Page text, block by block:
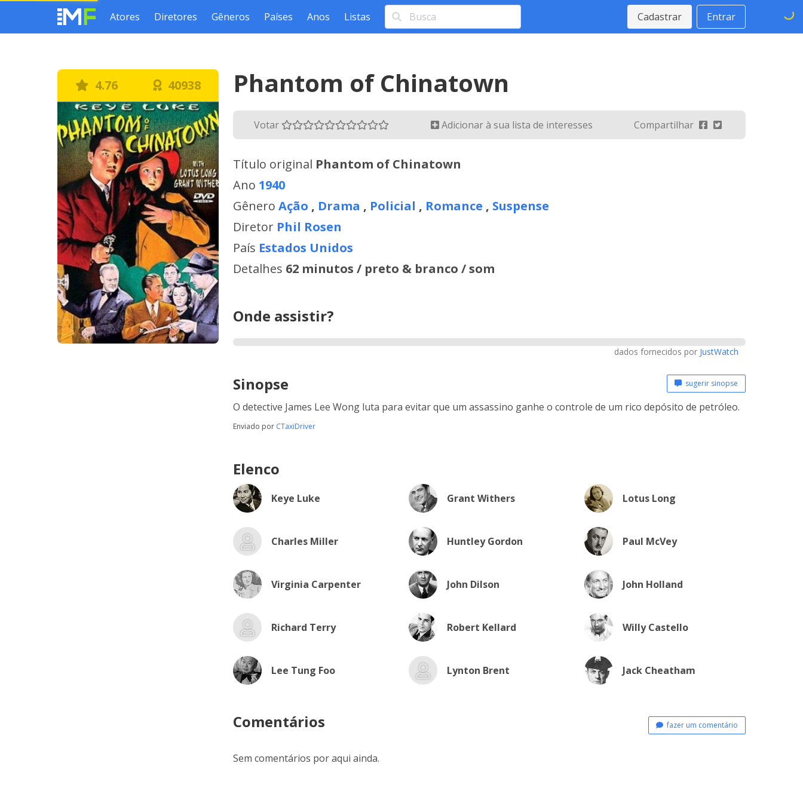
Atores Diretores Gêneros Países Anos Listas Cadastrar Entrar
4.76 40938 Phantom of Chinatown
Votar Adicionar à sua lista de interesses Compartilhar
Título original Phantom of Chinatown
Ano 1940
Gênero Ação , Drama , Policial , Romance , Suspense
Diretor Phil Rosen
País Estados Unidos
Detalhes 62 minutos / preto & branco / som
Onde assistir?
dados fornecidos por JustWatch
Sinopse sugerir sinopse
O detective James Lee Wong luta para evitar que um assassino ganhe o controle de um rico depósito de petróleo.
Enviado por CTaxiDriver
Elenco
Keye Luke Grant Withers Lotus Long
Charles Miller Huntley Gordon Paul McVey
Virginia Carpenter John Dilson John Holland
Richard Terry Robert Kellard Willy Castello
Lee Tung Foo Lynton Brent Jack Cheatham
Comentários fazer um comentário
Sem comentários por aqui ainda.